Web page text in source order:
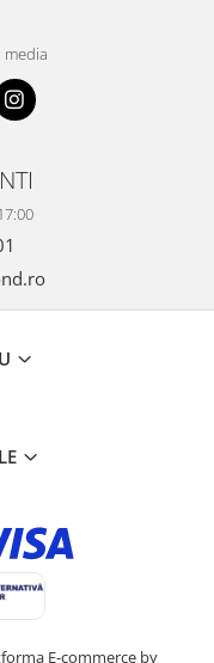
media
E-commerce by